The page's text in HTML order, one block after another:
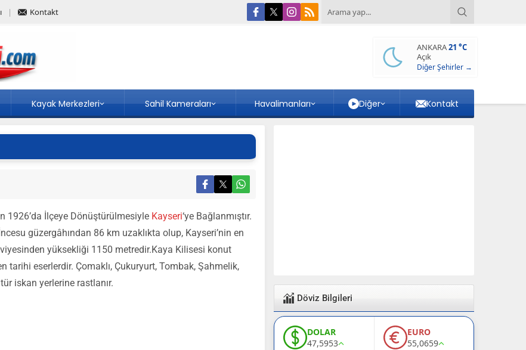
Kontakt
ANKARA21 °C
Açık
Diğer Şehirler →
Kayak Merkezleri Sahil Kameraları Havalimanları Diğer Kontakt
1926’da İlçeye Dönüştürülmesiyle Kayseri‘ye Bağlanmıştır.
güzergâhından 86 km uzaklıkta olup, Kayseri’nin en
yüksekliği 1150 metredir.Kaya Kilisesi konut
tarihi eserlerdir. Çomaklı, Çukuryurt, Tombak, Şahmelik,
iskan yerlerine rastlanır.
Döviz Bilgileri
DOLAR
47,5953
EURO
55,0659